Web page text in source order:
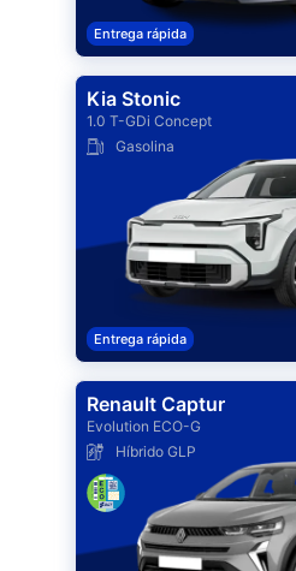
Entrega rápida
Kia Stonic
1.0 T-GDi Concept
Gasolina
Entrega rápida
Renault Captur
Evolution ECO-G
Híbrido GLP